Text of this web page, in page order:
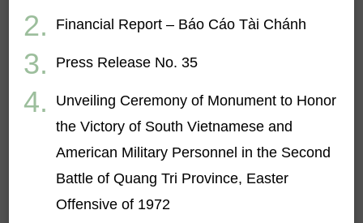
Financial Report – Báo Cáo Tài Chánh
Press Release No. 35
Unveiling Ceremony of Monument to Honor
the Victory of South Vietnamese and
American Military Personnel in the Second
Battle of Quang Tri Province, Easter
Offensive of 1972